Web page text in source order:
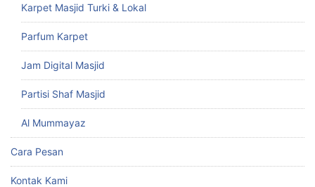
Karpet Masjid Turki & Lokal
Parfum Karpet
Jam Digital Masjid
Partisi Shaf Masjid
Al Mummayaz
Cara Pesan
Kontak Kami